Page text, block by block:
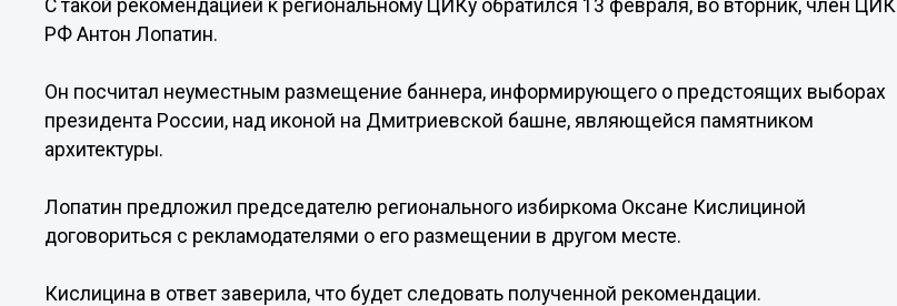
С такой рекомендацией к региональному ЦИКу обратился 13 февраля, во вторник, член ЦИК
РФ Антон Лопатин.
Он посчитал неуместным размещение баннера, информирующего о предстоящих выборах
президента России, над иконой на Дмитриевской башне, являющейся памятником
архитектуры.
Лопатин предложил председателю регионального избиркома Оксане Кислициной
договориться с рекламодателями о его размещении в другом месте.
Кислицина в ответ заверила, что будет следовать полученной рекомендации.